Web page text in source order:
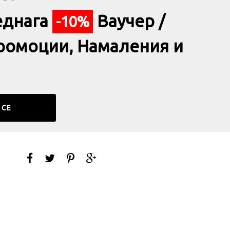
-10% Ваучер /
Намаления и